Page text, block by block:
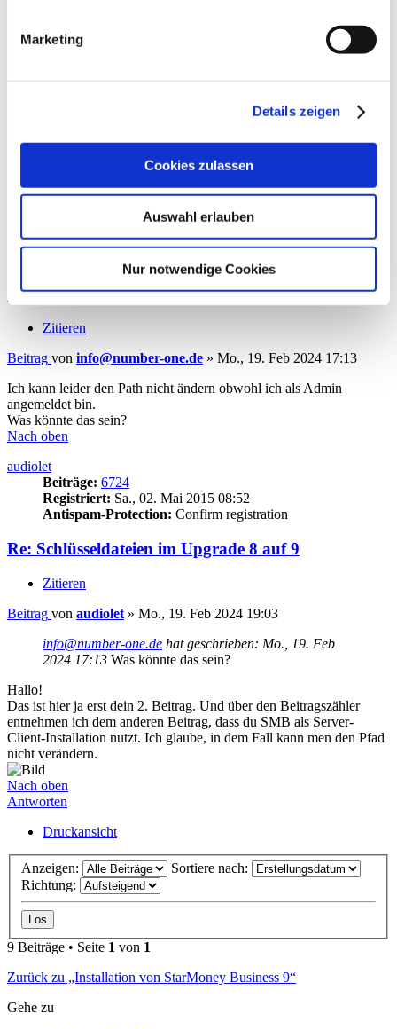
Marketing
Details zeigen
Cookies zulassen
Auswahl erlauben
Nur notwendige Cookies
Do., 09. Jul 2020 11:15
Danke,
ich konnte den Pfad anpassen und alles hat funktioniert.
Registriert:Mi., 07. Mär 2018 14:19
Re: Schlüsseldateien im Upgrade 8 auf 9
Zitieren
Beitrag von info@number-one.de » Mo., 19. Feb 2024 17:13
Ich kann leider den Path nicht ändern obwohl ich als Admin
angemeldet bin.
Was könnte das sein?
Nach oben
audiolet
Beiträge: 6724
Registriert: Sa., 02. Mai 2015 08:52
Antispam-Protection: Confirm registration
Re: Schlüsseldateien im Upgrade 8 auf 9
Zitieren
Beitrag von audiolet » Mo., 19. Feb 2024 19:03
info@number-one.de hat geschrieben: Mo., 19. Feb
2024 17:13 Was könnte das sein?
Hallo!
Das ist hier ja erst dein 2. Beitrag. Und über den Beitragszähler
entnehmen ich dem anderen Beitrag, dass du SMB als Server-
Client-Installation nutzt. Ich glaube, in dem Fall kann men den Pfad
nicht verändern.
Nach oben
Antworten
Druckansicht
Anzeigen:
Sortiere nach:
Richtung:
9 Beiträge • Seite 1 von 1
Zurück zu „Installation von StarMoney Business 9“
Gehe zu